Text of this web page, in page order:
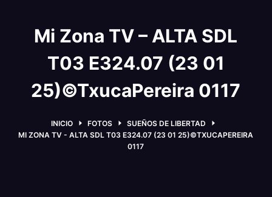
Mi Zona TV – ALTA SDL
T03 E324.07 (23 01
25)©TxucaPereira 0117
INICIO FOTOS
SUEÑOS DE LIBERTAD
MI ZONA TV - ALTA SDL T03 E324.07 (23 01 25)©TXUCAPEREIRA
0117